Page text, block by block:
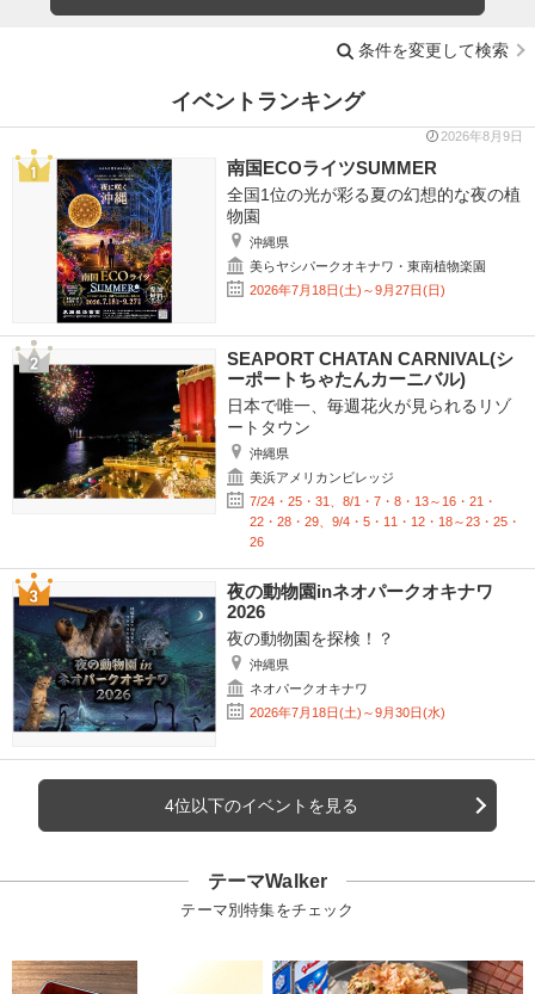
条件を変更して検索
イベントランキング
2026年8月9日
南国ECOライツSUMMER
全国1位の光が彩る夏の幻想的な夜の植
物園
沖縄県
美らヤシパークオキナワ・東南植物楽園
2026年7月18日(土)～9月27日(日)
SEAPORT CHATAN CARNIVAL(シ
ーポートちゃたんカーニバル)
日本で唯一、毎週花火が見られるリゾ
ートタウン
沖縄県
美浜アメリカンビレッジ
7/24・25・31、8/1・7・8・13～16・21・
22・28・29、9/4・5・11・12・18～23・25・
26
夜の動物園inネオパークオキナワ
2026
夜の動物園を探検！？
沖縄県
ネオパークオキナワ
2026年7月18日(土)～9月30日(水)
4位以下のイベントを見る
テーマWalker
テーマ別特集をチェック